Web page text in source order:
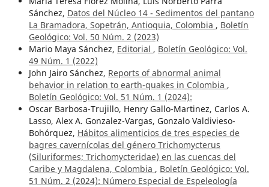
Sánchez, Datos del Núcleo 14 - Sedimentos del pantano
La Bramadora, Sopetrán, Antioquia, Colombia , Boletín
Geológico: Vol. 50 Núm. 2 (2023)
Mario Maya Sánchez, Editorial , Boletín Geológico: Vol.
49 Núm. 1 (2022)
John Jairo Sánchez, Reports of abnormal animal
behavior in relation to earth-quakes in Colombia ,
Boletín Geológico: Vol. 51 Núm. 1 (2024):
Oscar Barbosa-Trujillo, Henry Gallo-Martinez, Carlos A.
Lasso, Alex A. Gonzalez-Vargas, Gonzalo Valdivieso-
Bohórquez, Hábitos alimenticios de tres especies de
bagres cavernícolas del género Trichomycterus
(Siluriformes; Trichomycteridae) en las cuencas del
Caribe y Magdalena, Colombia , Boletín Geológico: Vol.
51 Núm. 2 (2024): Número Especial de Espeleología